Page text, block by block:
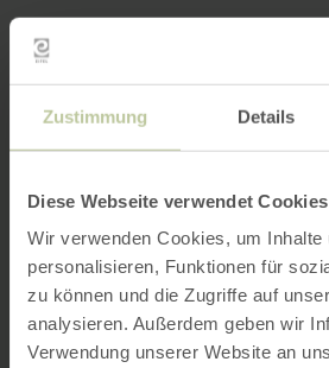
Zustimmung Details
Diese Webseite verwendet Cookies
Wir verwenden Cookies, um Inhalte
personalisieren, Funktionen für
zu können und die Zugriffe auf
analysieren. Außerdem geben wir
Verwendung unserer Website an